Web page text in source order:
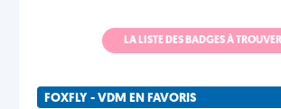
LA LISTE DES BADGES À TROUVER
FOXFLY - VDM EN FAVORIS